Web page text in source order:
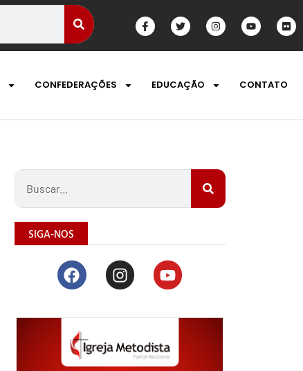
CONFEDERAÇÕES EDUCAÇÃO CONTATO
SIGA-NOS